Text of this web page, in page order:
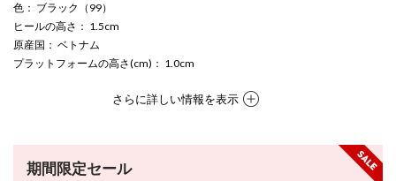
色 ： ブラック（99）
ヒールの高さ ： 1.5cm
原産国 ： ベトナム
プラットフォームの高さ(cm) ： 1.0cm
さらに詳しい情報を表示
期間限定セール